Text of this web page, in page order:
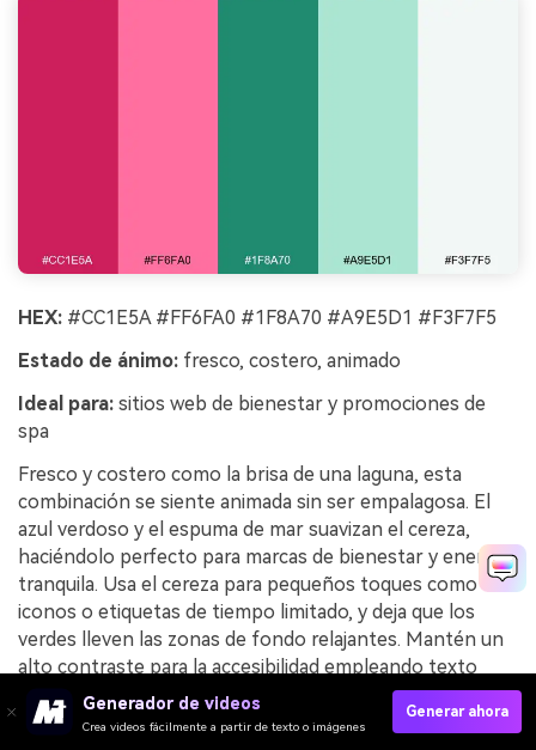
HEX: #CC1E5A #FF6FA0 #1F8A70 #A9E5D1 #F3F7F5
Estado de ánimo: fresco, costero, animado
Ideal para: sitios web de bienestar y promociones de
spa
Fresco y costero como la brisa de una laguna, esta
combinación se siente animada sin ser empalagosa. El
azul verdoso y el espuma de mar suavizan el cereza,
haciéndolo perfecto para marcas de bienestar y energía
tranquila. Usa el cereza para pequeños toques como
iconos o etiquetas de tiempo limitado, y deja que los
verdes lleven las zonas de fondo relajantes. Mantén un
alto contraste para la accesibilidad empleando texto
oscuro sobre los neutros claros.
Ejemplo de imagen de equilibrio laguna cereza
Generador de videos
Crea videos fácilmente a partir de texto o imágenes
Generar ahora